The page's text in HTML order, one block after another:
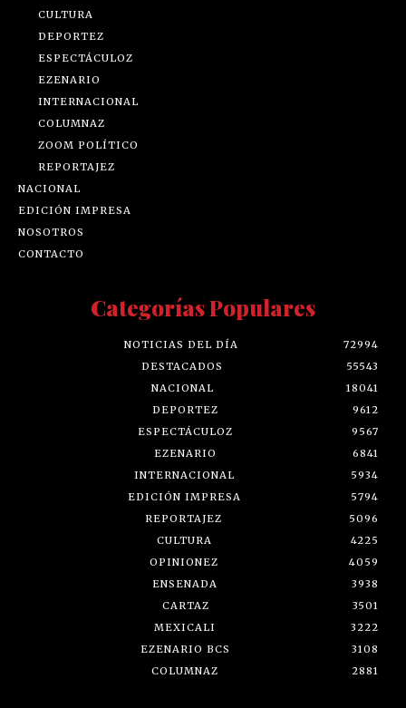
CULTURA
DEPORTEZ
ESPECTÁCULOZ
EZENARIO
INTERNACIONAL
COLUMNAZ
ZOOM POLÍTICO
REPORTAJEZ
NACIONAL
EDICIÓN IMPRESA
NOSOTROS
CONTACTO
Categorías Populares
NOTICIAS DEL DÍA
72994
DESTACADOS
55543
NACIONAL
18041
DEPORTEZ
9612
ESPECTÁCULOZ
9567
EZENARIO
6841
INTERNACIONAL
5934
EDICIÓN IMPRESA
5794
REPORTAJEZ
5096
CULTURA
4225
OPINIONEZ
4059
ENSENADA
3938
CARTAZ
3501
MEXICALI
3222
EZENARIO BCS
3108
COLUMNAZ
2881